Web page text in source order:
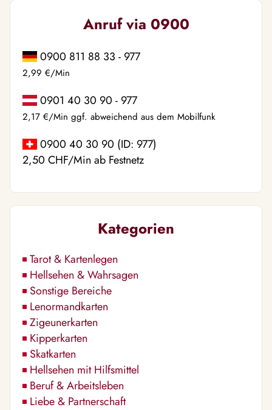
Anruf via 0900
0900 811 88 33 - 977
2,99 €/Min
0901 40 30 90 - 977
2,17 €/Min ggf. abweichend aus dem Mobilfunk
0900 40 30 90 (ID: 977)
2,50 CHF/Min ab Festnetz
Kategorien
Tarot & Kartenlegen
Hellsehen & Wahrsagen
Sonstige Bereiche
Lenormandkarten
Zigeunerkarten
Kipperkarten
Skatkarten
Hellsehen mit Hilfsmittel
Beruf & Arbeitsleben
Liebe & Partnerschaft